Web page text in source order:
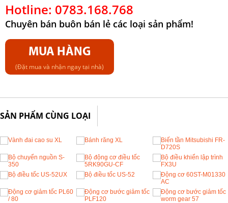
Hotline: 0783.168.768
Chuyên bán buôn bán lẻ các loại sản phẩm!
MUA HÀNG
(Đặt mua và nhận ngay tại nhà)
SẢN PHẨM CÙNG LOẠI